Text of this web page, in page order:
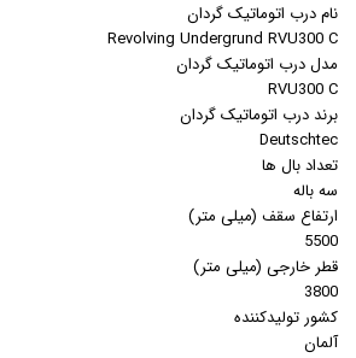
نام درب اتوماتیک گردان
Revolving Undergrund RVU300 C
مدل درب اتوماتیک گردان
RVU300 C
برند درب اتوماتیک گردان
Deutschtec
تعداد بال ها
سه باله
ارتفاع سقف (میلی متر)
5500
قطر خارجی (میلی متر)
3800
کشور تولیدکننده
آلمان